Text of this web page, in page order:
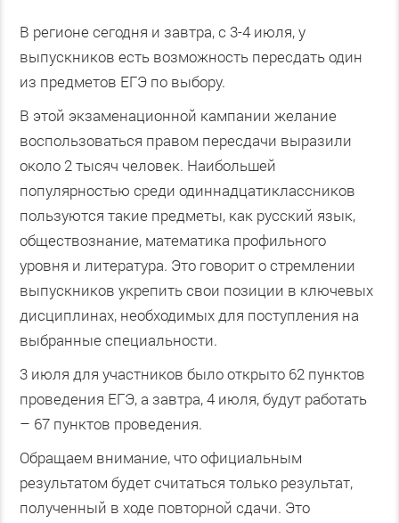
В регионе сегодня и завтра, с 3-4 июля, у
выпускников есть возможность пересдать один
из предметов ЕГЭ по выбору.
В этой экзаменационной кампании желание
воспользоваться правом пересдачи выразили
около 2 тысяч человек. Наибольшей
популярностью среди одиннадцатиклассников
пользуются такие предметы, как русский язык,
обществознание, математика профильного
уровня и литература. Это говорит о стремлении
выпускников укрепить свои позиции в ключевых
дисциплинах, необходимых для поступления на
выбранные специальности.
3 июля для участников было открыто 62 пунктов
проведения ЕГЭ, а завтра, 4 июля, будут работать
– 67 пунктов проведения.
Обращаем внимание, что официальным
результатом будет считаться только результат,
полученный в ходе повторной сдачи. Это